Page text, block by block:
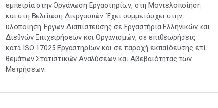
εμπειρία στην Οργάνωση Εργαστηρίων, στη Μοντελοποίηση
και στη Βελτίωση Διεργασιών. Έχει συμμετάσχει στην
υλοποίηση Έργων Διαπίστευσης σε Εργαστήρια Ελληνικών και
Διεθνών Επιχειρήσεων και Οργανισμών, σε επιθεωρήσεις
κατά ISO 17025 Εργαστηρίων και σε παροχή εκπαίδευσης επί
θεμάτων Στατιστικών Αναλύσεων και Αβεβαιότητας των
Μετρήσεων.